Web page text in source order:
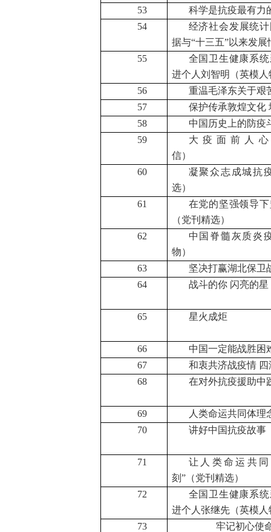
53
科学是抗疫最有力
54
经济社会发展统
据与“十三五”以来发展
55
全国卫生健康系
进个人刘智明（英模人
56
重温毛泽东关于艰
57
保护传承敦煌文化
58
中国历史上的防疫
59
大疫面前人
信）
60
凝聚众志成城抗
选）
61
在党的坚强领导
（党刊精选）
62
中国脊髓灰质炎
物）
63
坚决打赢湖北保
64
战斗的你 闪亮的星
65 星火成炬
66
中国一定能战胜困
67
和衷共济战疫情
68
在对外抗疫援助中
69
人类命运共同体理
70
讲好中国抗疫故事
71
让人类命运共
刻”（党刊精选）
72
全国卫生健康系
进个人张继先（英模人
73
牢记初心